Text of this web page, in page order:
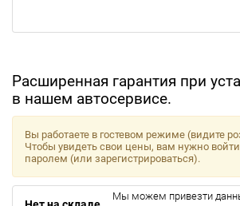
Расширенная гарантия при
в нашем автосервисе.
Вы работаете в гостевом режиме (видите
Чтобы увидеть свои цены, вам нужно
паролем (или зарегистрироваться).
Мы можем привезти